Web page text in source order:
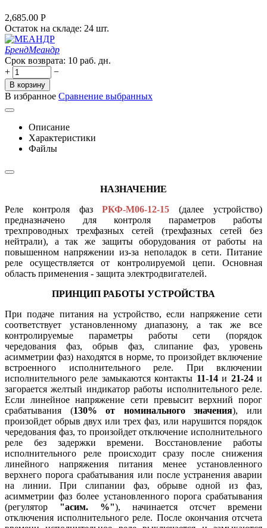
2,685.00 Р
Остаток на складе: 24 шт.
БрендМеандр
Срок возврата: 10 раб. дн.
+
−
В корзину
В избранное Сравнение выбранных
Описание
Характеристики
Файлы
НАЗНАЧЕНИЕ
Реле контроля фазРКФ-М06-12-15 (далее устройство)
предназначено для контроля параметров работы
трехпроводных трехфазных сетей (трехфазных сетей без
нейтрали), а так же защиты оборудования от работы на
повышенном напряжении из-за неполадок в сети. Питание
реле осуществляется от контролируемой цепи. Основная
область применения - защита электродвигателей.
ПРИНЦИП РАБОТЫ УСТРОЙСТВА
При подаче питания на устройство, если напряжение сети
соответствует установленному диапазону, а так же все
контролируемые параметры работы сети (порядок
чередования фаз, обрыв фаз, слипание фаз, уровень
асимметрии фаз) находятся в норме, то произойдет включение
встроенного исполнительного реле. При включении
исполнительного реле замыкаются контакты 11-14и 21-24и
загорается желтый индикатор работы исполнительного реле.
Если линейное напряжение сети превысит верхний порог
срабатывания (130% от номинального значения), или
произойдет обрыв двух или трех фаз, или нарушится порядок
чередования фаз, то произойдет отключение исполнительного
реле без задержки времени. Восстановление работы
исполнительного реле происходит сразу после снижения
линейного напряжения питания менее установленного
верхнего порога срабатывания или после устранения аварии
на линии. При слипании фаз, обрыве одной из фаз,
асимметрии фаз более установленного порога срабатывания
(регулятор "асим. %"), начинается отсчет времени
отключения исполнительного реле. После окончания отсчета